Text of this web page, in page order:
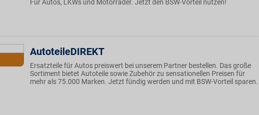
Für Autos, LKWs und Motorräder. Jetzt den BSW-Vorteil nutzen!
AutoteileDIREKT
Ersatzteile für Autos preiswert bei unserem Partner bestellen. Das große
Sortiment bietet Autoteile sowie Zubehör zu sensationellen Preisen für
mehr als 75.000 Marken. Jetzt fündig werden und mit BSW-Vorteil sparen.